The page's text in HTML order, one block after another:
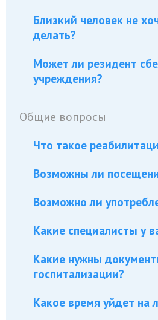
Близкий человек не
делать?
Может ли резидент
учреждения?
Общие вопросы
Что такое
Возможны ли
Возможно ли
Какие специалисты у
Какие нужны
госпитализации?
Какое время уйдет на